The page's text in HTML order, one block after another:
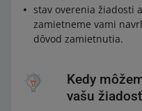
stav overenia žiadosti
zamietneme vami
dôvod zamietnutia.
Kedy
vašu žiadosť